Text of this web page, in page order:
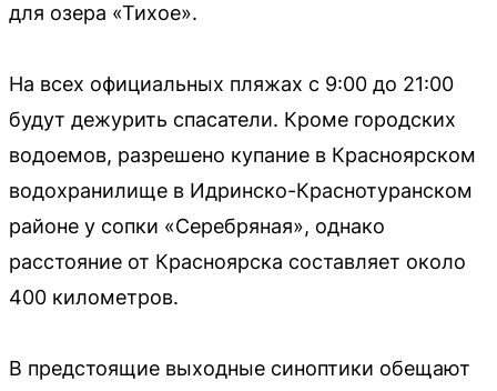
для озера «Тихое».
На всех официальных пляжах с 9:00 до 21:00
будут дежурить спасатели. Кроме городских
водоемов, разрешено купание в Красноярском
водохранилище в Идринско-Краснотуранском
районе у сопки «Серебряная», однако
расстояние от Красноярска составляет около
400 километров.
В предстоящие выходные синоптики обещают